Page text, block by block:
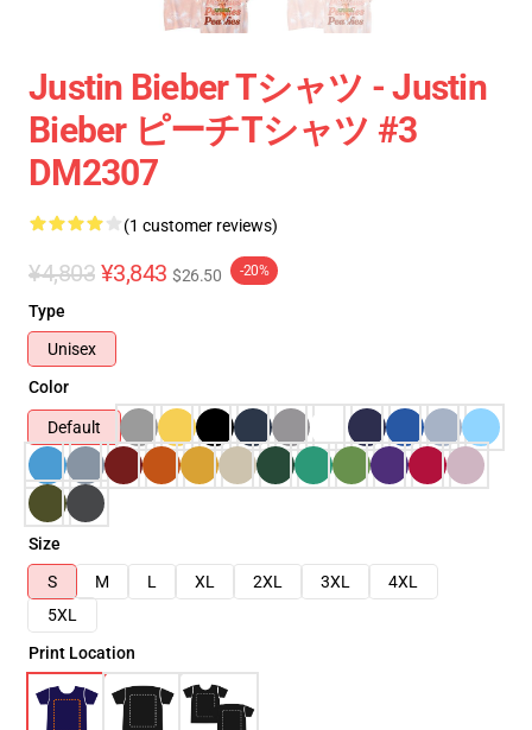
Justin Bieber Tシャツ - Justin
Bieber ピーチTシャツ #3
DM2307
(1 customer reviews)
¥4,803 ¥3,843 $26.50 -20%
Type
Unisex
Color
Default
Size
S
M L XL 2XL 3XL
4XL
5XL
Print Location